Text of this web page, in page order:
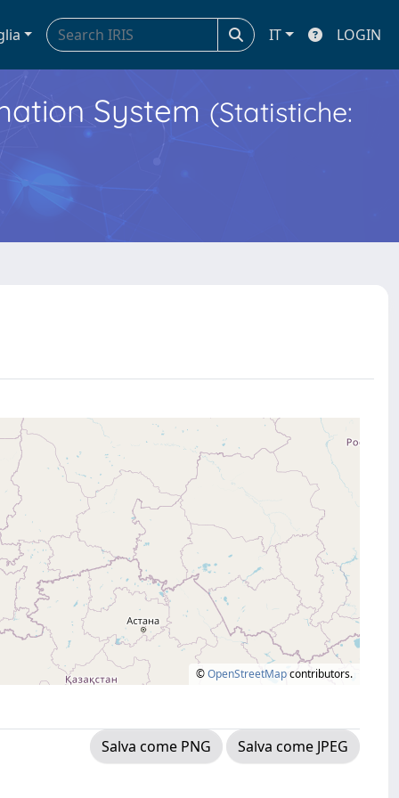
IT LOGIN
System (Statistiche:
©OpenStreetMapcontributors.
Salva come PNG Salva come JPEG